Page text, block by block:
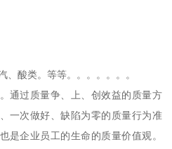
、酸类。等等。。。。。。。
通过质量争、上、创效益的质量方
一次做好、缺陷为零的质量行为准
是企业员工的生命的质量价值观。